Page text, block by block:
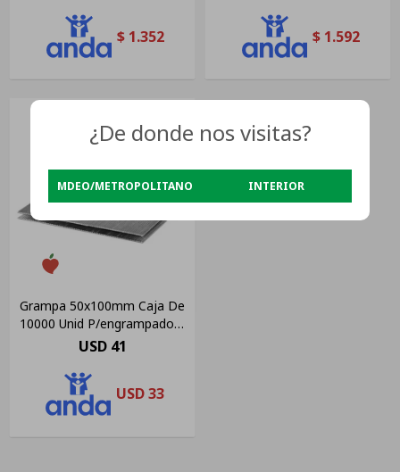
$ 1.352 $ 1.592
Grampa 50x100mm Caja De
10000 Unid P/engrampadora
Neumática
USD 41
USD33
¿De donde nos visitas?
MDEO/METROPOLITANO INTERIOR